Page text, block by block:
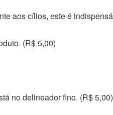
aos cílios, este é
(R$ 5,00)
no delineador fino. (R$ 5,00)